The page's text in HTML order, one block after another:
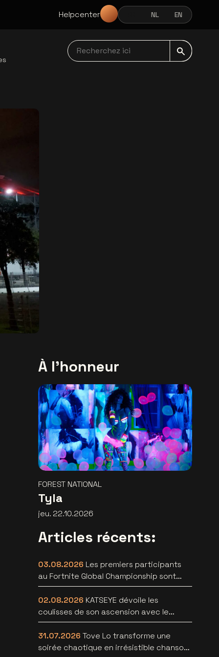
Helpcenter FRANÇAISNEDERLANDS
NL ENGLISH
EN
Recherchez ici navbar
À l'honneur
FOREST NATIONAL
Tyla
jeu. 22.10.2026
Articles récents:
03.08.2026 Les premiers participants
au Fortnite Global Championship sont
connus au Lotto Arena
02.08.2026 KATSEYE dévoile les
coulisses de son ascension avec le
documentaire WILD HEARTS [trailer]
31.07.2026 Tove Lo transforme une
soirée chaotique en irrésistible chanson